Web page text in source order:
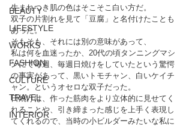
BEAUTY
LIFESTYLE
WORKS
FASHION
CULTURE
TRAVEL
INTERIOR
生まれつき肌の色はそこそこ白い方だ。
双子の片割れを見て「豆腐」と名付けたことも
あった。
そもそも、それには別の意味があって、
私は何を血迷ったか、20代の頃タンニングマシ
ンにて毎週、毎週日焼けをしていたという驚愕
の事実があって、黒いトモチャン、白いケイチ
ャン。というオセロな双子だった。
日焼けは、作った筋肉をより立体的に見せてく
れることや、引き締まった感じを上手く表現し
てくれるので、当時の小ビルダーみたいな私に